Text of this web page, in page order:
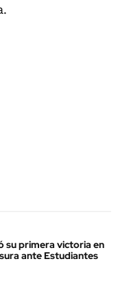
su primera victoria en
ante Estudiantes